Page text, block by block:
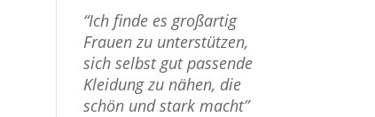
“Ich finde es großartig
Frauen zu unterstützen,
sich selbst gut passende
Kleidung zu nähen, die
schön und stark macht”